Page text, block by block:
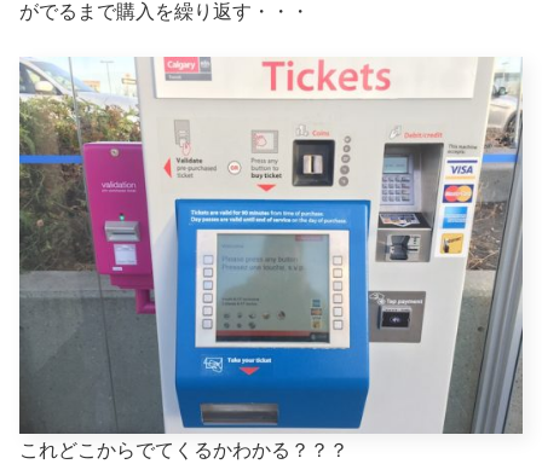
がでるまで購入を繰り返す・・・
これどこからでてくるかわかる？？？